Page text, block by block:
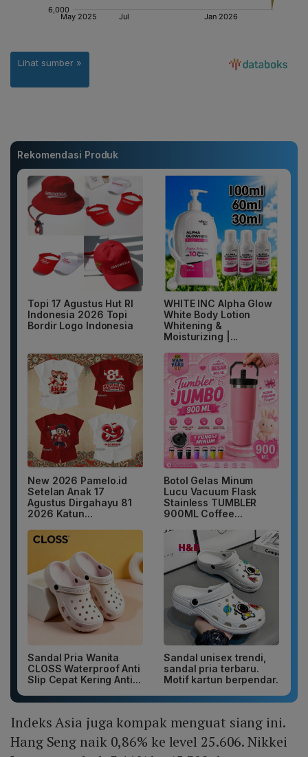
Rekomendasi Produk
Topi 17 Agustus Hut RI
Indonesia 2026 Topi
Bordir Logo Indonesia
WHITE INC Alpha Glow
White Body Lotion
Whitening &
Moisturizing |...
New 2026 Pamelo.id
Setelan Anak 17
Agustus Dirgahayu 81
2026 Katun...
Botol Gelas Minum
Lucu Vacuum Flask
Stainless TUMBLER
900ML Coffee...
Sandal Pria Wanita
CLOSS Waterproof Anti
Slip Cepat Kering Anti...
Sandal unisex trendi,
sandal pria terbaru.
Motif kartun berpendar.
Indeks Asia juga kompak menguat siang ini.
Hang Seng naik 0,86% ke level 25.606. Nikkei